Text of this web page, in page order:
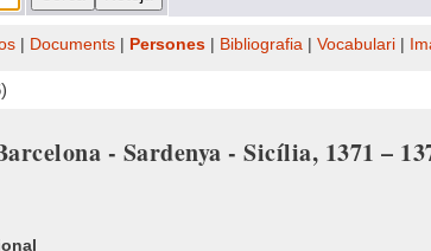
Documents Persones Bibliografia Vocabulari
- Sardenya - Sicília, 1371 –